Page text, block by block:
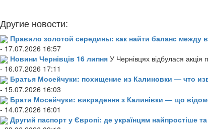
Другие новости:
Правило золотой середины: как найти баланс между
- 17.07.2026 16:57
Новини Чернівців 16 липня У Чернівцях відбулася
- 16.07.2026 17:11
Братья Мосейчуки: похищение из Калиновки — что
- 15.07.2026 16:03
Брати Мосейчуки: викрадення з Калинівки — що
- 14.07.2026 16:01
Другий паспорт у Європі: де українцям найпростіше